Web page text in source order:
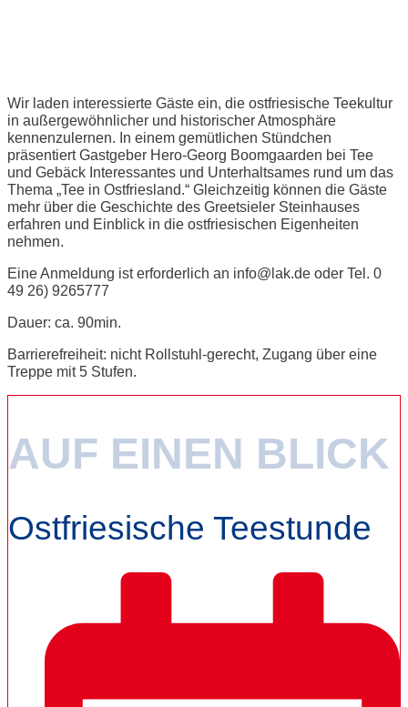
Wir laden interessierte Gäste ein, die ostfriesische Teekultur
in außergewöhnlicher und historischer Atmosphäre
kennenzulernen. In einem gemütlichen Stündchen
präsentiert Gastgeber Hero-Georg Boomgaarden bei Tee
und Gebäck Interessantes und Unterhaltsames rund um das
Thema „Tee in Ostfriesland.“ Gleichzeitig können die Gäste
mehr über die Geschichte des Greetsieler Steinhauses
erfahren und Einblick in die ostfriesischen Eigenheiten
nehmen.
Eine Anmeldung ist erforderlich an info@lak.de oder Tel. 0
49 26) 9265777
Dauer: ca. 90min.
Barrierefreiheit: nicht Rollstuhl-gerecht, Zugang über eine
Treppe mit 5 Stufen.
AUF EINEN BLICK
Ostfriesische Teestunde